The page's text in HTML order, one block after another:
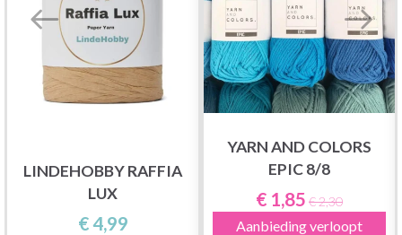
LINDEHOBBY RAFFIA
LUX
€ 4,99
YARN AND COLORS
EPIC 8/8
€ 1,85 € 2,30
Aanbieding verloopt